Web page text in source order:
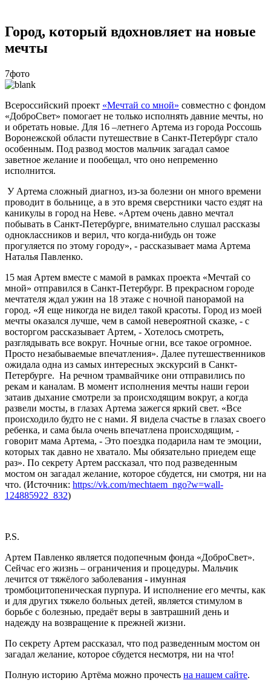
Город, который вдохновляет на новые
мечты
7фото
Всероссийский проект «Мечтай со мной» совместно с фондом
«ДоброСвет» помогает не только исполнять давние мечты, но
и обретать новые. Для 16 –летнего Артема из города Россошь
Воронежской области путешествие в Санкт-Петербург стало
особенным. Под развод мостов мальчик загадал самое
заветное желание и пообещал, что оно непременно
исполнится.
У Артема сложный диагноз, из-за болезни он много времени
проводит в больнице, а в это время сверстники часто ездят на
каникулы в город на Неве. «Артем очень давно мечтал
побывать в Санкт-Петербурге, внимательно слушал рассказы
одноклассников и верил, что когда-нибудь он тоже
прогуляется по этому городу», - рассказывает мама Артема
Наталья Павленко.
15 мая Артем вместе с мамой в рамках проекта «Мечтай со
мной» отправился в Санкт-Петербург. В прекрасном городе
мечтателя ждал ужин на 18 этаже с ночной панорамой на
город. «Я еще никогда не видел такой красоты. Город из моей
мечты оказался лучше, чем в самой невероятной сказке, - с
восторгом рассказывает Артем, - Хотелось смотреть,
разглядывать все вокруг. Ночные огни, все такое огромное.
Просто незабываемые впечатления». Далее путешественников
ожидала одна из самых интересных экскурсий в Санкт-
Петербурге. На речном трамвайчике они отправились по
рекам и каналам. В момент исполнения мечты наши герои
затаив дыхание смотрели за происходящим вокруг, а когда
развели мосты, в глазах Артема зажегся яркий свет. «Все
происходило будто не с нами. Я видела счастье в глазах своего
ребенка, и сама была очень впечатлена происходящим, -
говорит мама Артема, - Это поездка подарила нам те эмоции,
которых так давно не хватало. Мы обязательно приедем еще
раз». По секрету Артем рассказал, что под разведенным
мостом он загадал желание, которое сбудется, ни смотря, ни на
что. (Источник: https://vk.com/mechtaem_ngo?w=wall-
124885922_832)
P.S.
Артем Павленко является подопечным фонда «ДоброСвет».
Сейчас его жизнь – ограничения и процедуры. Мальчик
лечится от тяжёлого заболевания - имунная
тромбоцитопеническая пурпура. И исполнение его мечты, как
и для других тяжело больных детей, является стимулом в
борьбе с болезнью, предаёт веры в завтрашний день и
надежду на возвращение к прежней жизни.
По секрету Артем рассказал, что под разведенным мостом он
загадал желание, которое сбудется несмотря, ни на что!
Полную историю Артёма можно прочесть на нашем сайте.